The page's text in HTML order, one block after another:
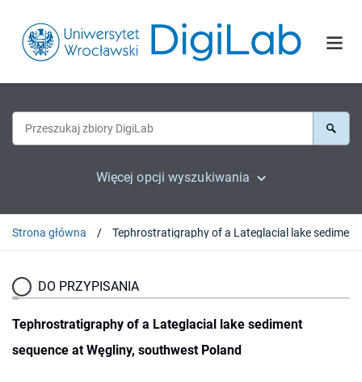
Więcej opcji wyszukiwania
Strona główna
DO PRZYPISANIA
Tephrostratigraphy of a Lateglacial lake sediment
sequence at Węgliny, southwest Poland